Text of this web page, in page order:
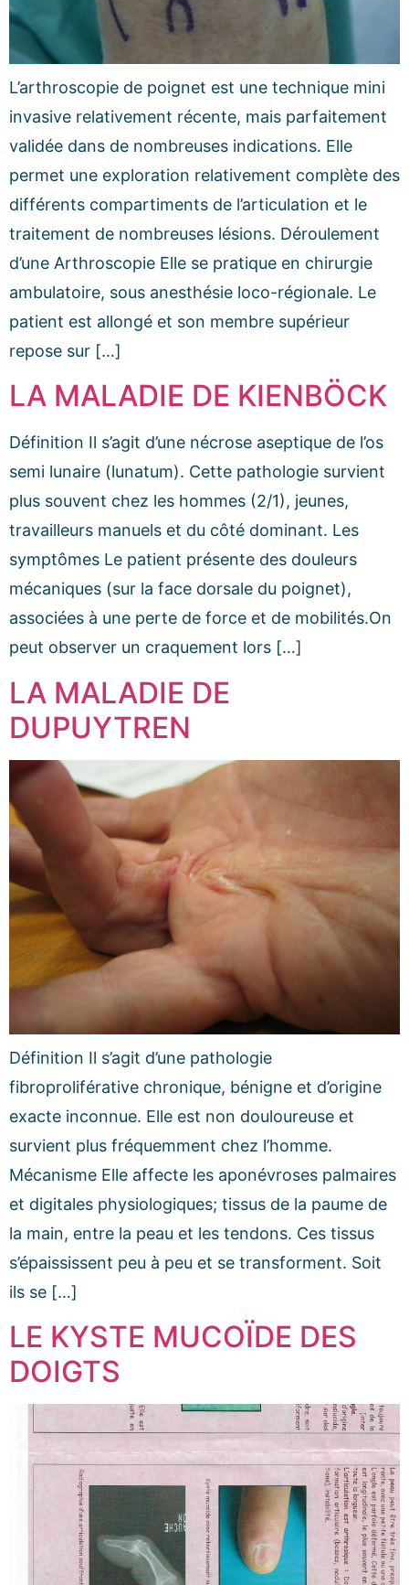
L’arthroscopie de poignet est une technique mini
invasive relativement récente, mais parfaitement
validée dans de nombreuses indications. Elle
permet une exploration relativement complète des
différents compartiments de l’articulation et le
traitement de nombreuses lésions. Déroulement
d’une Arthroscopie Elle se pratique en chirurgie
ambulatoire, sous anesthésie loco-régionale. Le
patient est allongé et son membre supérieur
repose sur […]
LA MALADIE DE KIENBÖCK
Définition Il s’agit d’une nécrose aseptique de l’os
semi lunaire (lunatum). Cette pathologie survient
plus souvent chez les hommes (2/1), jeunes,
travailleurs manuels et du côté dominant. Les
symptômes Le patient présente des douleurs
mécaniques (sur la face dorsale du poignet),
associées à une perte de force et de mobilités.On
peut observer un craquement lors […]
LA MALADIE DE
DUPUYTREN
Définition Il s’agit d’une pathologie
fibroproliférative chronique, bénigne et d’origine
exacte inconnue. Elle est non douloureuse et
survient plus fréquemment chez l’homme.
Mécanisme Elle affecte les aponévroses palmaires
et digitales physiologiques; tissus de la paume de
la main, entre la peau et les tendons. Ces tissus
s’épaississent peu à peu et se transforment. Soit
ils se […]
LE KYSTE MUCOÏDE DES
DOIGTS